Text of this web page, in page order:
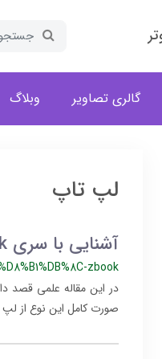
گالری تصاویر وبلاگ
لپ تاپ
آشنایی با سری zbook
zbook
صورت کامل این نوع از لپ